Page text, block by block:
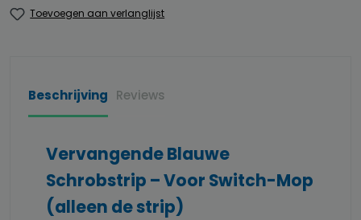
Toevoegen aan verlanglijst
Beschrijving Reviews
Vervangende Blauwe
Schrobstrip – Voor Switch-Mop
(alleen de strip)